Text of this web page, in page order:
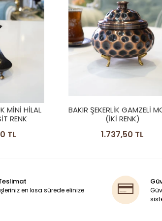
MODEL
TL
BAKIR ŞEKERLİK PETEKLİ
YUVARLAK MODEL PARLAK
1.487,50 TL
en kısa sürede elinize